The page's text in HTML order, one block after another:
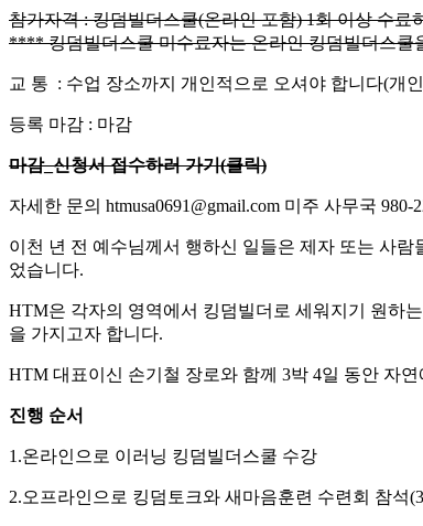
참가자격 : 킹덤빌더스쿨(온라인 포함) 1회 이상 수료
**** 킹덤빌더스쿨 미수료자는 온라인 킹덤빌더스쿨
교 통 : 수업 장소까지 개인적으로 오셔야 합니다(개
등록 마감 : 마감
마감_신청서 접수하러 가기(클릭)
자세한 문의 htmusa0691@gmail.com 미주 사무국 980-
이천 년 전 예수님께서 행하신 일들은 제자 또는 사
었습니다.
HTM은 각자의 영역에서 킹덤빌더로 세워지기 원하
을 가지고자 합니다.
HTM 대표이신 손기철 장로와 함께 3박 4일 동안 자
진행 순서
1.온라인으로 이러닝 킹덤빌더스쿨 수강
2.오프라인으로 킹덤토크와 새마음훈련 수련회 참석